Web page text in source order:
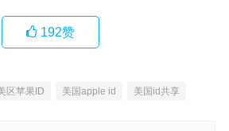
192赞
区苹果ID 美国apple id 美国id共享